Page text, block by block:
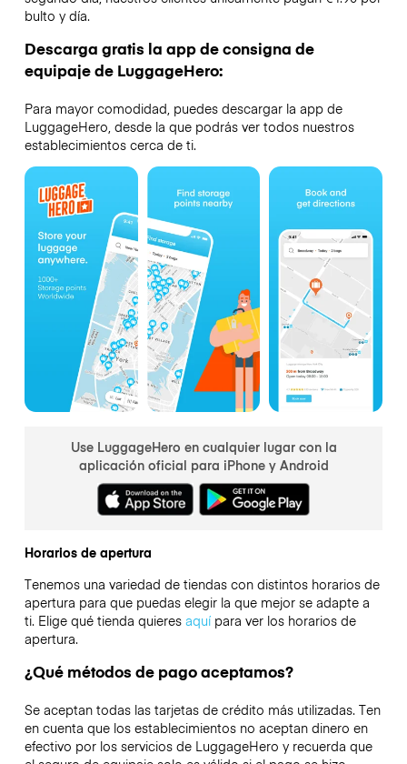
bulto y día.
Descarga gratis la app de consigna de
equipaje de LuggageHero:
Para mayor comodidad, puedes descargar la app de
LuggageHero, desde la que podrás ver todos nuestros
establecimientos cerca de ti.
Use LuggageHero en cualquier lugar con la
aplicación oficial para iPhone y Android
Horarios de apertura
Tenemos una variedad de tiendas con distintos horarios de
apertura para que puedas elegir la que mejor se adapte a
ti. Elige qué tienda quieres aquípara ver los horarios de
apertura.
¿Qué métodos de pago aceptamos?
Se aceptan todas las tarjetas de crédito más utilizadas. Ten
en cuenta que los establecimientos no aceptan dinero en
efectivo por los servicios de LuggageHero y recuerda que